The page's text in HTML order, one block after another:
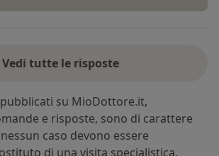
Vedi tutte le risposte
su MioDottore.it,
e risposte, sono di carattere
caso devono essere
di una visita specialistica.